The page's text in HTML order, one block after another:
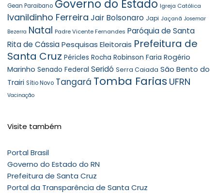
Gean Paraibano Governo do Estado Igreja Católica
Ivanildinho Ferreira Jair Bolsonaro Japi Jaçanã Josemar
Bezerra Natal Padre Vicente Fernandes Paróquia de Santa
Rita de CássiaPesquisas Eleitorais Prefeitura de
Santa Cruz Péricles Rocha Robinson Faria Rogério
Marinho Senado Federal Seridó Serra Caiada São Bento do
Trairi Sítio Novo Tangará Tomba Farias UFRN
Vacinação
Visite também
Portal Brasil
Governo do Estado do RN
Prefeitura de Santa Cruz
Portal da Transparência de Santa Cruz